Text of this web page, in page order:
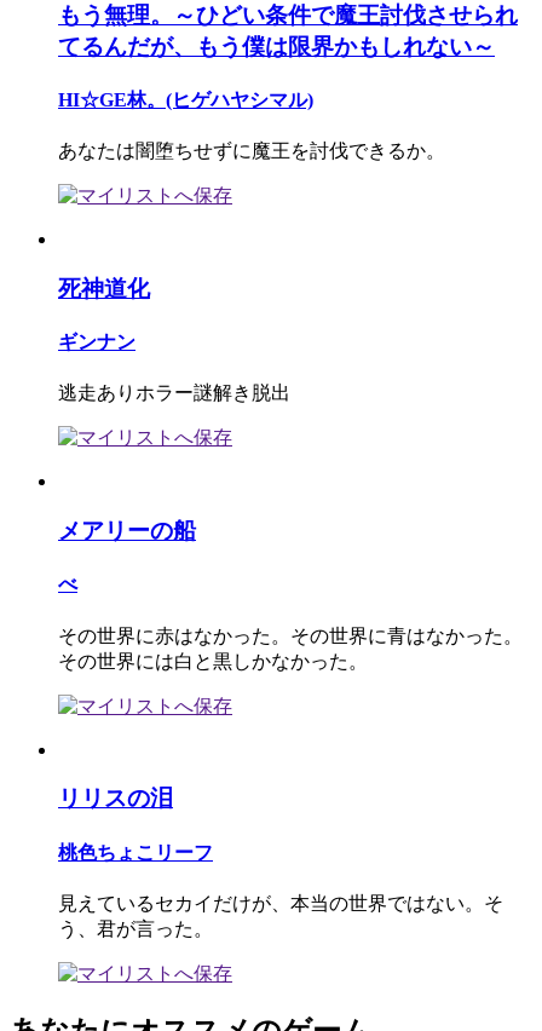
もう無理。～ひどい条件で魔王討伐させられ
てるんだが、もう僕は限界かもしれない～
HI☆GE林。(ヒゲハヤシマル)
あなたは闇堕ちせずに魔王を討伐できるか。
死神道化
ギンナン
逃走ありホラー謎解き脱出
メアリーの船
べ
その世界に赤はなかった。その世界に青はなかった。
その世界には白と黒しかなかった。
リリスの泪
桃色ちょこリーフ
見えているセカイだけが、本当の世界ではない。そ
う、君が言った。